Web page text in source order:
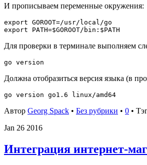
И прописываем переменные окружения:
export GOROOT=/usr/local/go
Для проверки в терминале выполняем
Должна отобразиться версия языка (в
Автор Georg Spack • Без рубрики • 0 •
Jan 26 2016
Интеграция интернет-